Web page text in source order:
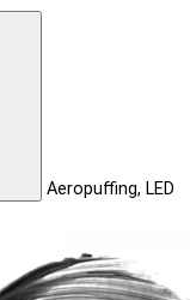
Aeropuffing, LED